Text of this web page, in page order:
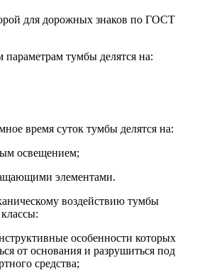
для дорожных знаков по ГОСТ
тумбы делятся на:
время суток тумбы делятся на:
освещением;
элементами.
воздействию тумбы
особенности которых
от основания и разрушиться под
средства;